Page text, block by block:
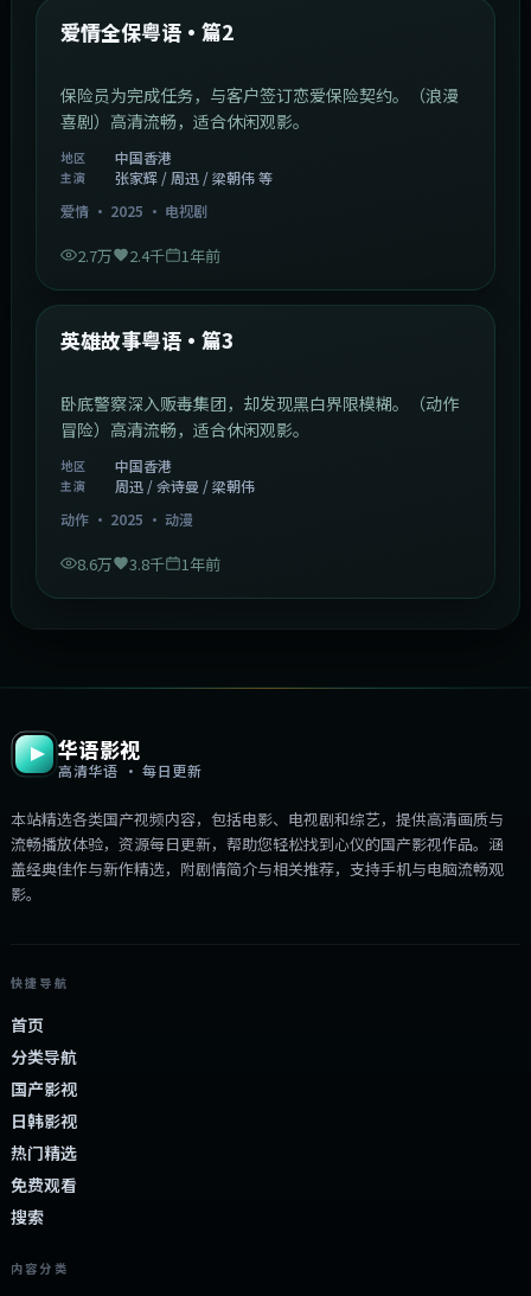
最新
爱情全保粤语·篇2
保险员为完成任务，与客户签订恋爱保险契约。（浪漫
喜剧）高清流畅，适合休闲观影。
地区 中国香港
主演
张家辉 / 周迅 / 梁朝伟 等
爱情· 2025 · 电视剧
2.7万 2.4千 1年前
最新
英雄故事粤语·篇3
卧底警察深入贩毒集团，却发现黑白界限模糊。（动作
冒险）高清流畅，适合休闲观影。
地区 中国香港
主演
周迅 / 佘诗曼 / 梁朝伟
动作· 2025 · 动漫
8.6万 3.8千 1年前
华语影视
高清华语 · 每日更新
本站精选各类国产视频内容，包括电影、电视剧和综艺，提供高清画质与
流畅播放体验，资源每日更新，帮助您轻松找到心仪的国产影视作品。涵
盖经典佳作与新作精选，附剧情简介与相关推荐，支持手机与电脑流畅观
影。
快捷导航
首页
分类导航
国产影视
日韩影视
热门精选
免费观看
搜索
内容分类